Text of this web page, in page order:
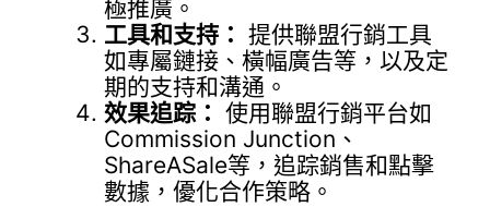
極推廣。
工具和支持： 提供聯盟行銷工具
如專屬鏈接、橫幅廣告等，以及定
期的支持和溝通。
效果追踪： 使用聯盟行銷平台如
Commission Junction、
ShareASale等，追踪銷售和點擊
數據，優化合作策略。